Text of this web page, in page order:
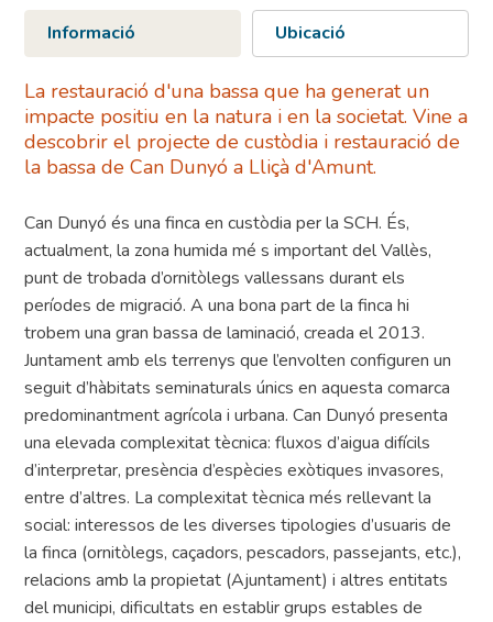
Informació Ubicació
La restauració d'una bassa que ha generat un
impacte positiu en la natura i en la societat. Vine a
descobrir el projecte de custòdia i restauració de
la bassa de Can Dunyó a Lliçà d'Amunt.
Can Dunyó és una finca en custòdia per la SCH. És,
actualment, la zona humida mé s important del Vallès,
punt de trobada d’ornitòlegs vallessans durant els
períodes de migració. A una bona part de la finca hi
trobem una gran bassa de laminació, creada el 2013.
Juntament amb els terrenys que l’envolten configuren un
seguit d’hàbitats seminaturals únics en aquesta comarca
predominantment agrícola i urbana. Can Dunyó presenta
una elevada complexitat tècnica: fluxos d’aigua difícils
d’interpretar, presència d’espècies exòtiques invasores,
entre d’altres. La complexitat tècnica més rellevant la
social: interessos de les diverses tipologies d’usuaris de
la finca (ornitòlegs, caçadors, pescadors, passejants, etc.),
relacions amb la propietat (Ajuntament) i altres entitats
del municipi, dificultats en establir grups estables de